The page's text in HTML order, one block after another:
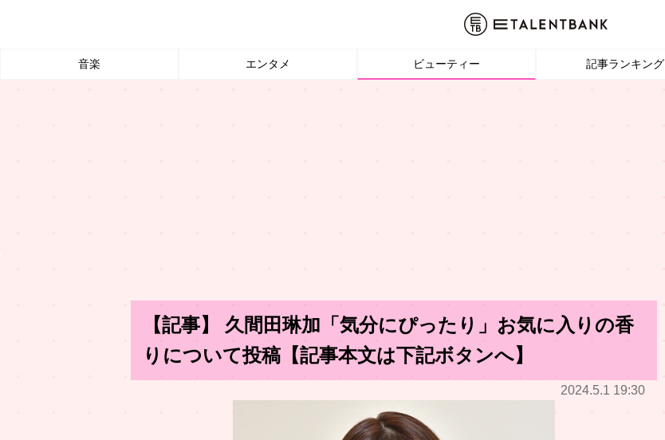
音楽 エンタメ ビューティー 記事ランキング
【記事】 久間田琳加「気分にぴったり」お気に入りの香
りについて投稿【記事本文は下記ボタンへ】
2024.5.1 19:30